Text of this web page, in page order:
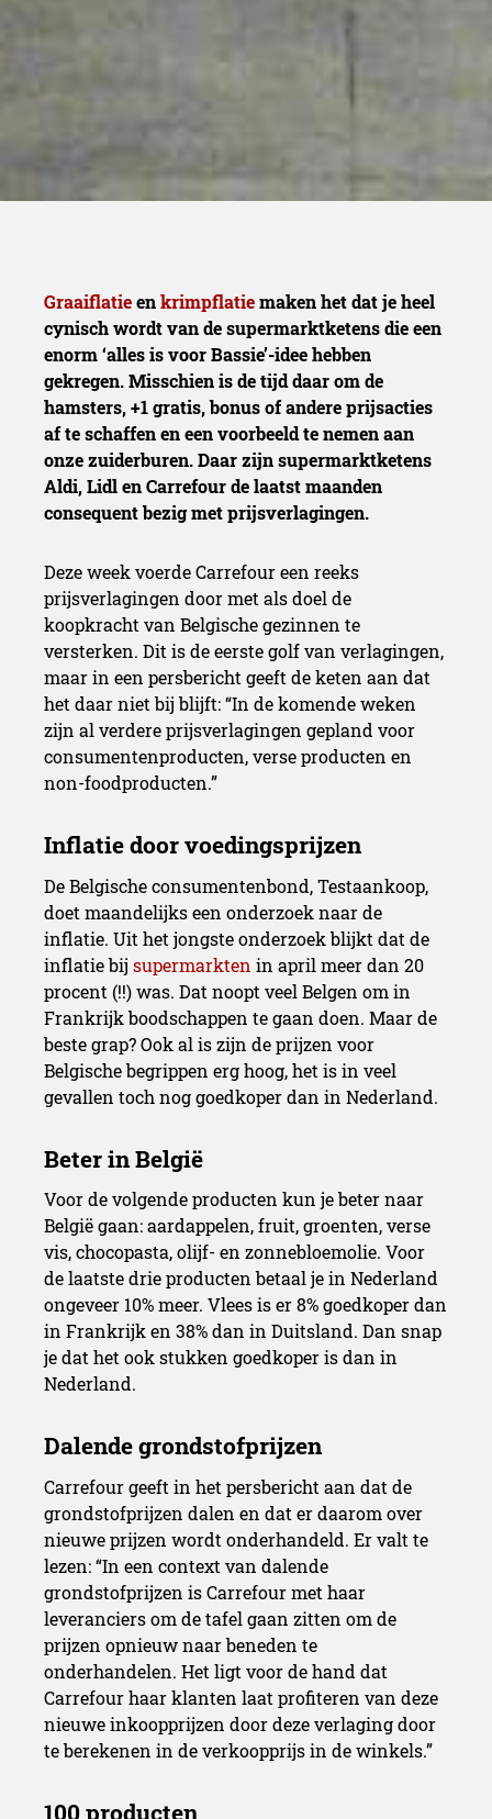
Graaiflatieenkrimpflatiemaken het dat je heel
cynisch wordt van de supermarktketens die een
enorm ‘alles is voor Bassie’-idee hebben
gekregen. Misschien is de tijd daar om de
hamsters, +1 gratis, bonus of andere prijsacties
af te schaffen en een voorbeeld te nemen aan
onze zuiderburen. Daar zijn supermarktketens
Aldi, Lidl en Carrefour de laatst maanden
consequent bezig met prijsverlagingen.
Deze week voerde Carrefour een reeks
prijsverlagingen door met als doel de
koopkracht van Belgische gezinnen te
versterken. Dit is de eerste golf van verlagingen,
maar in een persbericht geeft de keten aan dat
het daar niet bij blijft: “In de komende weken
zijn al verdere prijsverlagingen gepland voor
consumentenproducten, verse producten en
non-foodproducten.”
De Belgische consumentenbond, Testaankoop,
doet maandelijks een onderzoek naar de
inflatie. Uit het jongste onderzoek blijkt dat de
inflatie bij supermarkten in april meer dan 20
procent (!!) was. Dat noopt veel Belgen om in
Frankrijk boodschappen te gaan doen. Maar de
beste grap? Ook al is zijn de prijzen voor
Belgische begrippen erg hoog, het is in veel
gevallen toch nog goedkoper dan in Nederland.
Voor de volgende producten kun je beter naar
België gaan: aardappelen, fruit, groenten, verse
vis, chocopasta, olijf- en zonnebloemolie. Voor
de laatste drie producten betaal je in Nederland
ongeveer 10% meer. Vlees is er 8% goedkoper dan
in Frankrijk en 38% dan in Duitsland. Dan snap
je dat het ook stukken goedkoper is dan in
Nederland.
Carrefour geeft in het persbericht aan dat de
grondstofprijzen dalen en dat er daarom over
nieuwe prijzen wordt onderhandeld. Er valt te
lezen: “In een context van dalende
grondstofprijzen is Carrefour met haar
leveranciers om de tafel gaan zitten om de
prijzen opnieuw naar beneden te
onderhandelen. Het ligt voor de hand dat
Carrefour haar klanten laat profiteren van deze
nieuwe inkoopprijzen door deze verlaging door
te berekenen in de verkoopprijs in de winkels.”